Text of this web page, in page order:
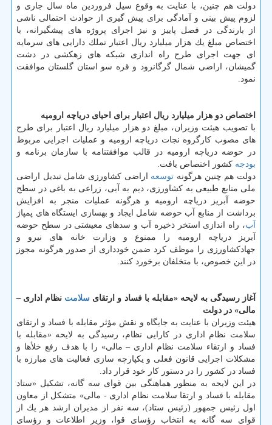
دولت هم چنین، با عنایت به وقوع سیل فروردین ماه سال جاری و
لزوم پیش بینی و آمادگی برای پیش گیری از حوادث احتمالی ناشی
از بارندگی در فصل پاییز و نیز اجرای پروژه ‏های پیشگیرانه، با
اختصاص مبلغ یك هزار میلیارد ریال اعتبار تملك دارایی های سرمایه
ای جهت اجرای طرح راه اندازی شبكه های زهكشی در دشت
گمیشان، اراضی شمال گرگانرود و قره سو استان گلستان موافقت
نمود.
اختصاص دو هزار میلیارد ریال اعتبار برای احیای دریاچه ارومیه
با تصویب هیئت وزیران، مبلغ دو هزار میلیارد ریال اعتبار برای طرح
های مصوب كارگروه نجات دریاچه ارومیه و عملیات اجرایی مربوط
در حوضه دریاچه ارومیه در قالب موافقتنامه با سازمان برنامه و
بودجه كشور اختصاص یافت.
دولت هم چنین هرگونه توسعه اراضی كشاورزی شامل تبدیل اراضی
ملی منابع طبیعی به كشاورزی، دیم به آبی، زراعی به باغی در سطح
حوضه آبریز دریاچه ارومیه و هرگونه عملیات منجر به افزایش
برداشت از منابع آب حوضه شامل ایجاد و بهسازی ایستگاه های پمپاژ
آب، راه اندازی استخر ذخیره آب و سدهای معیشتی در سطح حوضه
آبریز دریاچه ارومیه را ممنوع و وزارت خانه های نیرو و
جهادكشاورزی را موظف كرد ضمن خودداری از صدور هرگونه مجوز
در این خصوص، با متخلفان برخورد كنند.
آغاز رسیدگی به لایحه «مقابله با فساد و ارتقای سلامت نظام اداری –
مالی» در دولت
هیئت وزیران با عنایت به جایگاه و نقش مؤثر مقابله با فساد و ارتقای
سلامت نظام اداری در كارایی نظام، رسیدگی به لایحه «مقابله با
فساد و ارتقاء سلامت نظام اداری – مالی» را با هدف رفع خلأها و
مشكلات اجرایی قانون فعلی و یكپارچه‏ سازی فعالیت ‏های مبارزه با
فساد در كشور را در دستور كار خود قرار داد.
در این لایحه به منظور هماهنگی بین قوای سه ‏گانه، تشكیل «ستاد
مقابله با فساد و ارتقا سلامت نظام اداری - مالی» متشكل از معاون
اول رئیس جمهور (رئیس ستاد)، سه نفر از مدیران ارشد هر یك از
قوای سه‏ گانه به انتخاب رؤسای قوا، وزیر اطلاعات و رؤسای